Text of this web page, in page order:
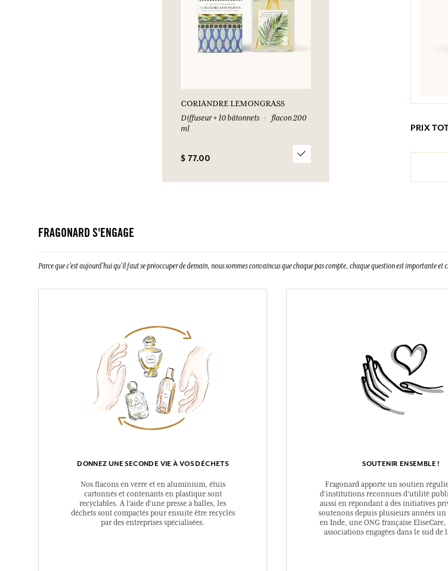
CORIANDRE LEMONGRASS
Diffuseur + 10 bâtonnets
flacon 200
ml
$ 77.00
PRIX
FRAGONARD S'ENGAGE
Parce que c’est aujourd’hui qu’il faut se préoccuper de demain, nous sommes convaincus que chaque pas compte, chaque question est importante
DONNEZ UNE SECONDE VIE À VOS DÉCHETS
Nos flacons en verre et en aluminium, étuis
cartonnés et contenants en plastique sont
recyclables. A l’aide d’une presse à balles, les
déchets sont compactés pour ensuite être recyclés
par des entreprises spécialisées.
SOUTENIR ENSEMBLE !
Fragonard apporte un soutien
d’institutions reconnues d’utilité
aussi en répondant à des initiatives
soutenons depuis plusieurs années
en Inde, une ONG française EliseCare,
associations engagées dans le sud de